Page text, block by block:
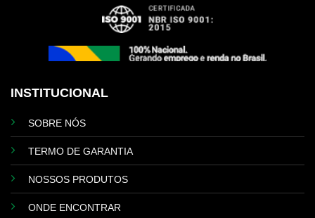
INSTITUCIONAL
SOBRE NÓS
TERMO DE GARANTIA
NOSSOS PRODUTOS
ONDE ENCONTRAR